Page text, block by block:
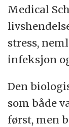
Medical
stress,
infeksjon
Den
som både
først, men